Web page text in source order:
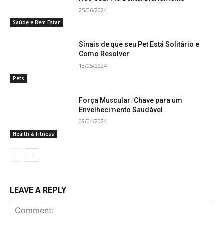
Saúde e Bem Estar
25/06/2024
Pets
Sinais de que seu Pet Está Solitário e
Como Resolver
13/05/2024
Health & Fitness
Força Muscular: Chave para um
Envelhecimento Saudável
09/04/2024
LEAVE A REPLY